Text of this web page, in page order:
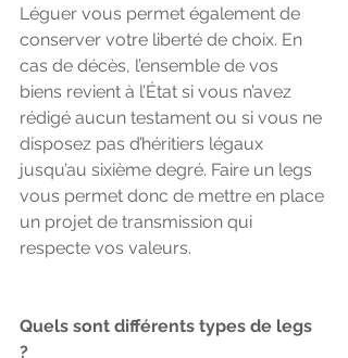
Léguer vous permet également de
conserver votre liberté de choix. En
cas de décès, l’ensemble de vos
biens revient à l’État si vous n’avez
rédigé aucun testament ou si vous ne
disposez pas d’héritiers légaux
jusqu’au sixième degré. Faire un legs
vous permet donc de mettre en place
un projet de transmission qui
respecte vos valeurs.
Quels sont différents types de legs
?